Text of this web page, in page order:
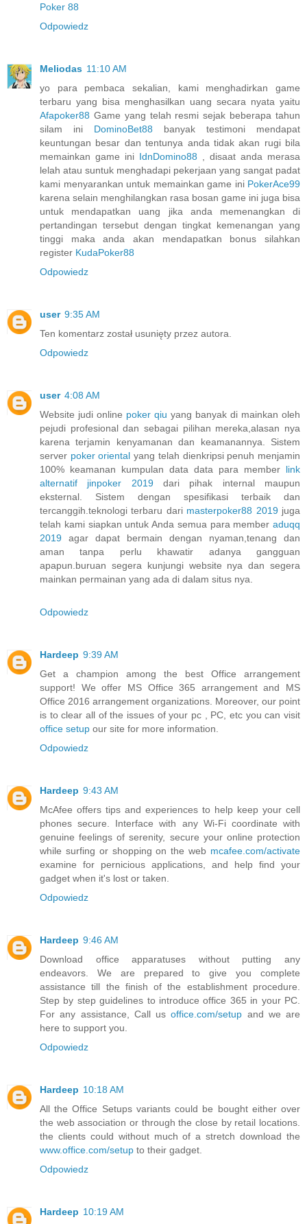
Poker 88
Odpowiedz
Meliodas 11:10 AM
yo para pembaca sekalian, kami menghadirkan game
terbaru yang bisa menghasilkan uang secara nyata yaitu
Afapoker88 Game yang telah resmi sejak beberapa tahun
silam ini DominoBet88 banyak testimoni mendapat
keuntungan besar dan tentunya anda tidak akan rugi bila
memainkan game ini IdnDomino88 , disaat anda merasa
lelah atau suntuk menghadapi pekerjaan yang sangat padat
kami menyarankan untuk memainkan game ini PokerAce99
karena selain menghilangkan rasa bosan game ini juga bisa
untuk mendapatkan uang jika anda memenangkan di
pertandingan tersebut dengan tingkat kemenangan yang
tinggi maka anda akan mendapatkan bonus silahkan
register KudaPoker88
Odpowiedz
user 9:35 AM
Ten komentarz został usunięty przez autora.
Odpowiedz
user 4:08 AM
Website judi online poker qiu yang banyak di mainkan oleh
pejudi profesional dan sebagai pilihan mereka,alasan nya
karena terjamin kenyamanan dan keamanannya. Sistem
server poker oriental yang telah dienkripsi penuh menjamin
100% keamanan kumpulan data data para member link
alternatif jinpoker 2019dari pihak internal maupun
eksternal. Sistem dengan spesifikasi terbaik dan
tercanggih.teknologi terbaru dari masterpoker88 2019juga
telah kami siapkan untuk Anda semua para member aduqq
2019 agar dapat bermain dengan nyaman,tenang dan
aman tanpa perlu khawatir adanya gangguan
apapun.buruan segera kunjungi website nya dan segera
mainkan permainan yang ada di dalam situs nya.
Odpowiedz
Hardeep 9:39 AM
Get a champion among the best Office arrangement
support! We offer MS Office 365 arrangement and MS
Office 2016 arrangement organizations. Moreover, our point
is to clear all of the issues of your pc , PC, etc you can visit
office setup our site for more information.
Odpowiedz
Hardeep 9:43 AM
McAfee offers tips and experiences to help keep your cell
phones secure. Interface with any Wi-Fi coordinate with
genuine feelings of serenity, secure your online protection
while surfing or shopping on the web mcafee.com/activate
examine for pernicious applications, and help find your
gadget when it's lost or taken.
Odpowiedz
Hardeep 9:46 AM
Download office apparatuses without putting any
endeavors. We are prepared to give you complete
assistance till the finish of the establishment procedure.
Step by step guidelines to introduce office 365 in your PC.
For any assistance, Call usoffice.com/setup and we are
here to support you.
Odpowiedz
Hardeep 10:18 AM
All the Office Setups variants could be bought either over
the web association or through the close by retail locations.
the clients could without much of a stretch download the
www.office.com/setup to their gadget.
Odpowiedz
Hardeep 10:19 AM